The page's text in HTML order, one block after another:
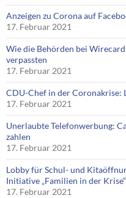
Anzeigen zu Corona auf
17. Februar 2021
Wie die Behörden bei
verpassten
17. Februar 2021
CDU-Chef in der Coronakrise:
17. Februar 2021
Unerlaubte Telefonwerbung:
zahlen
17. Februar 2021
Lobby für Schul- und
Initiative „Familien in der
17. Februar 2021